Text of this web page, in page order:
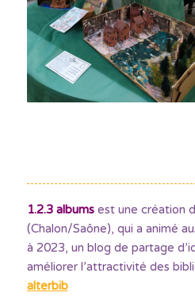
1.2.3 albumsest une création
(Chalon/Saône), qui a animé
à 2023, un blog de partage
améliorer l’attractivité des
alterbib